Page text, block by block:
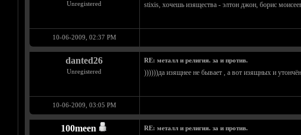
Unregistered stixis, хочешь изящества - элтон джон, борис
10-06-2009, 02:37 PM
danted26
Unregistered
RE: металл и религия. за и против.
))))))да изящнее не бывает , а вот изящных и
10-06-2009, 03:05 PM
100meen RE: металл и религия. за и против.